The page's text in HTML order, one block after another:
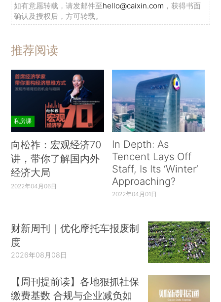
如有意愿转载，请发邮件至hello@caixin.com ，获得书面
确认及授权后，方可转载。
推荐阅读
私房课
向松祚：宏观经济70
讲，带你了解国内外
经济大局
2022年04月06日
In Depth: As
Tencent Lays Off
Staff, Is Its ‘Winter’
Approaching?
2022年04月01日
财新周刊｜优化摩托车报废制
度
2026年08月08日
【周刊提前读】各地狠抓社保
缴费基数 合规与企业减负如